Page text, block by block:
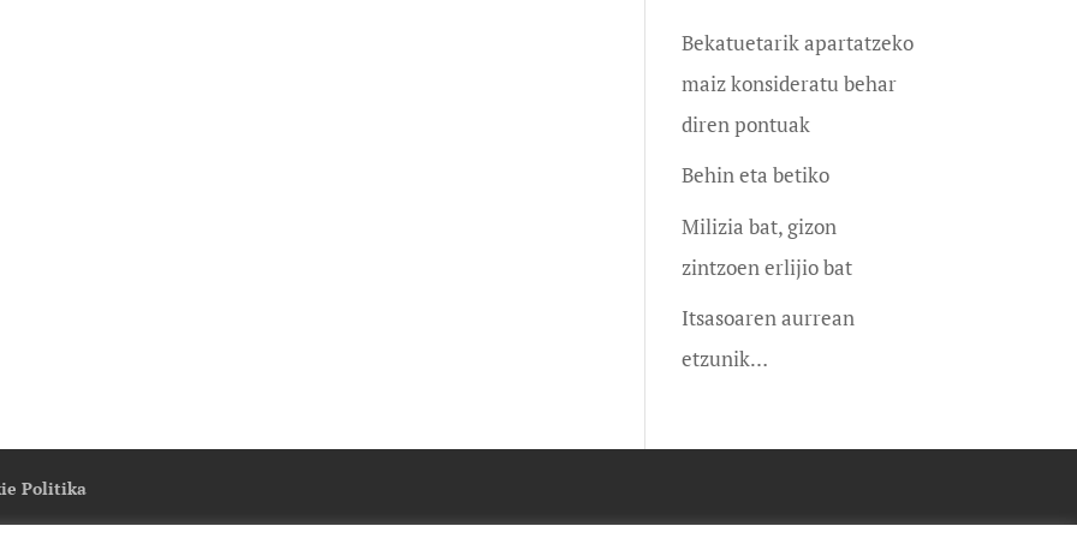
Bekatuetarik apartatzeko
maiz konsideratu behar
diren pontuak
Behin eta betiko
Milizia bat, gizon
zintzoen erlijio bat
Itsasoaren aurrean
etzunik…
Politika